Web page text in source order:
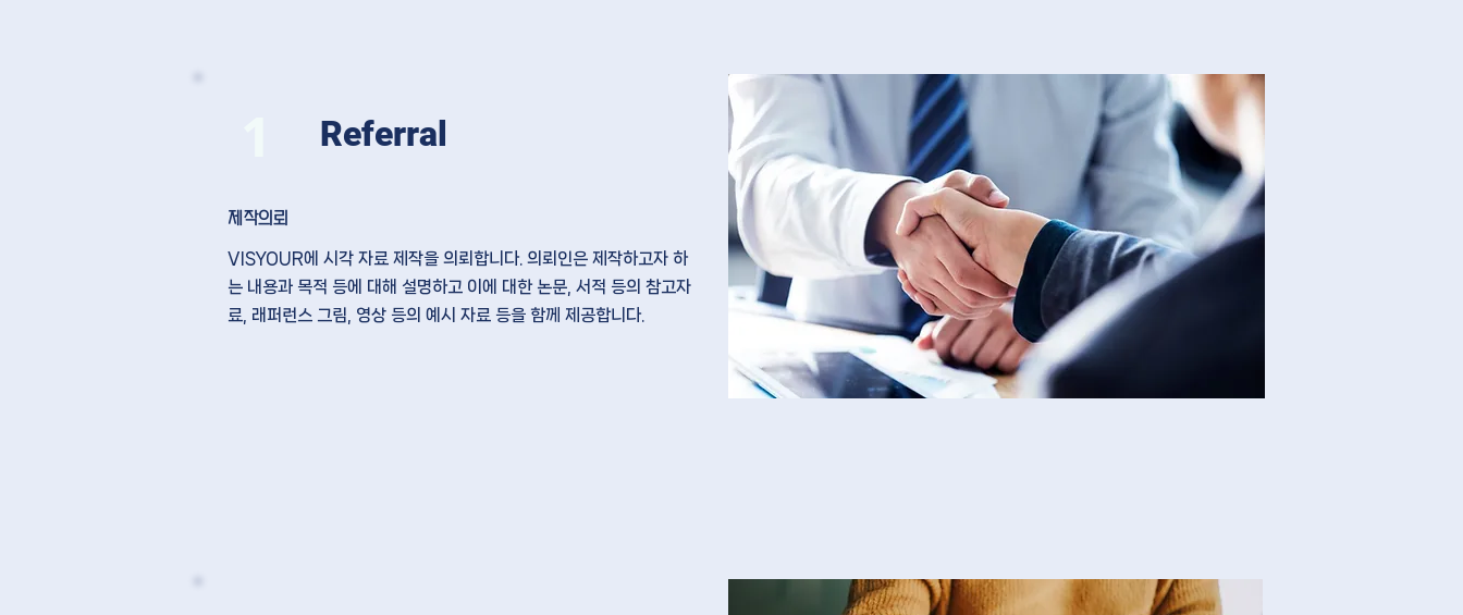
Referral
제작의뢰
VISYOUR에 시각 자료 제작을 의뢰 합니다. 의뢰인은 제작하고자 하
는 내용과 목적 등에 대해 설명하고 이에 대한 논문, 서적 등의 참고자
료, 래퍼런스 그림, 영상 등의 예시 자료 등을 함께 제공합니다.